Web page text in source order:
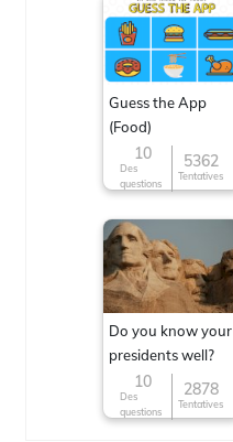
Guess the App
(Food)
10
Des
questions
5362
Tentatives
Do you know your
presidents well?
10
Des
questions
2878
Tentatives